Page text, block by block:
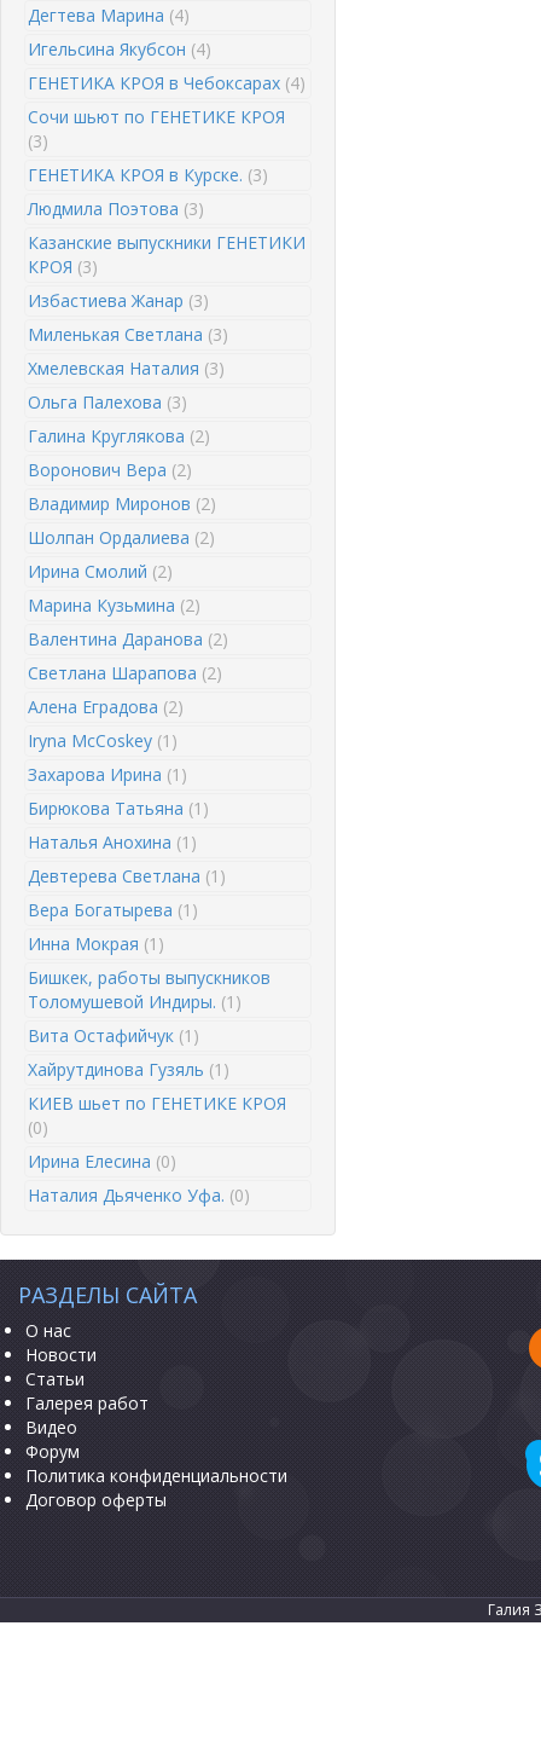
Дегтева Марина (4)
Игельсина Якубсон (4)
ГЕНЕТИКА КРОЯ в Чебоксарах (4)
Сочи шьют по ГЕНЕТИКЕ КРОЯ
(3)
ГЕНЕТИКА КРОЯ в Курске. (3)
Людмила Поэтова (3)
Казанские выпускники ГЕНЕТИКИ
КРОЯ (3)
Избастиева Жанар (3)
Миленькая Светлана (3)
Хмелевская Наталия (3)
Ольга Палехова (3)
Галина Круглякова (2)
Воронович Вера (2)
Владимир Миронов (2)
Шолпан Ордалиева (2)
Ирина Смолий (2)
Марина Кузьмина (2)
Валентина Даранова (2)
Светлана Шарапова (2)
Алена Еградова (2)
Iryna McCoskey (1)
Захарова Ирина (1)
Бирюкова Татьяна (1)
Наталья Анохина (1)
Девтерева Светлана (1)
Вера Богатырева (1)
Инна Мокрая (1)
Бишкек, работы выпускников
Толомушевой Индиры. (1)
Вита Остафийчук (1)
Хайрутдинова Гузяль (1)
КИЕВ шьет по ГЕНЕТИКЕ КРОЯ
(0)
Ирина Елесина (0)
Наталия Дьяченко Уфа. (0)
РАЗДЕЛЫ САЙТА
О нас
Новости
Статьи
Галерея работ
Видео
Форум
Политика конфиденциальности
Договор оферты
Галия